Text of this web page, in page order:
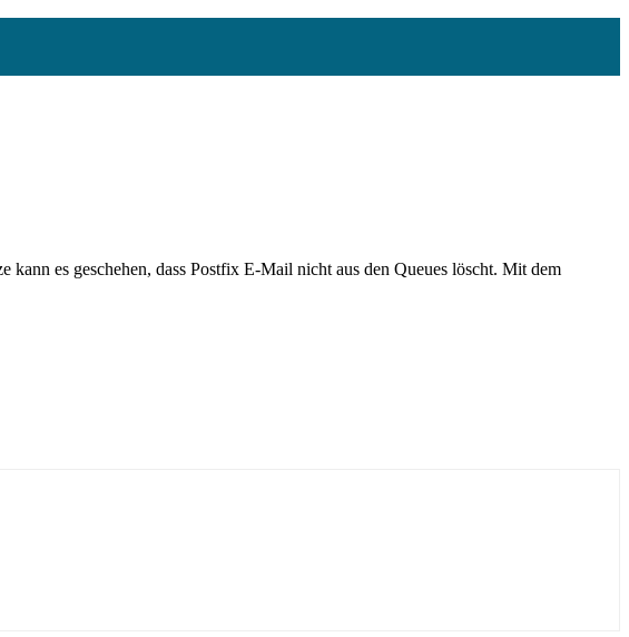
es geschehen, dass Postfix E-Mail nicht aus den Queues löscht. Mit dem